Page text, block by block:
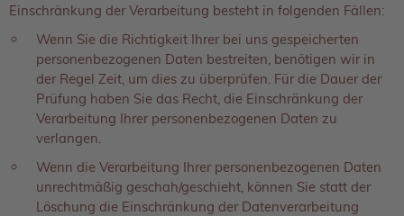
Einschränkung der Verarbeitung besteht in folgenden Fällen:
Wenn Sie die Richtigkeit Ihrer bei uns gespeicherten
personenbezogenen Daten bestreiten, benötigen wir in
der Regel Zeit, um dies zu überprüfen. Für die Dauer der
Prüfung haben Sie das Recht, die Einschränkung der
Verarbeitung Ihrer personenbezogenen Daten zu
verlangen.
Wenn die Verarbeitung Ihrer personenbezogenen Daten
unrechtmäßig geschah/geschieht, können Sie statt der
Löschung die Einschränkung der Datenverarbeitung